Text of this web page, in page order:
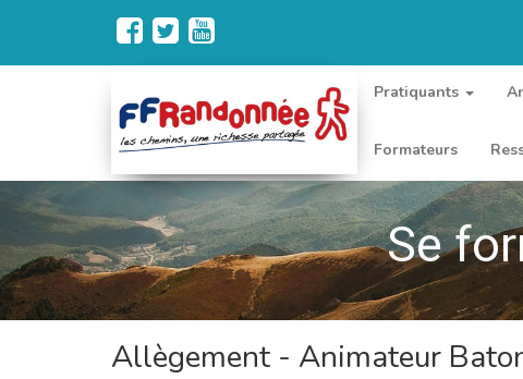
Pratiquants
Formateurs
Se
Allègement - Animateur